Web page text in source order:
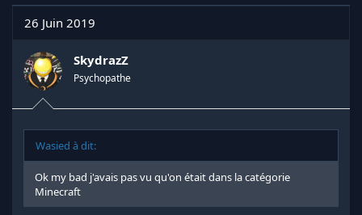
c
t
i
n
s
:
26 Juin 2019
SkydrazZ
Psychopathe
Wasied à dit:
Ok my bad j'avais pas vu qu'on était dans la catégorie
Minecraft